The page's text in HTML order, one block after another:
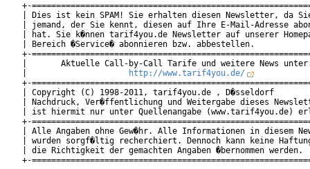
+-
| Dies ist kein SPAM! Sie erhalten diesen Newsletter, da
| jemand, der Sie kennt, diesen auf Ihre E-Mail-Adresse
| hat. Sie k�nnen tarif4you.de Newsletter auf unserer
| Bereich �Service� abonnieren bzw. abbestellen.
+-
|       Aktuelle Call-by-Call Tarife und weitere News
http://www.tarif4you.de/
+-
| Copyright (C) 1998-2011, tarif4you.de , D�sseldorf
| Nachdruck, Ver�ffentlichung und Weitergabe dieses
| ist hiermit nur unter Quellenangabe (www.tarif4you.de)
+-
| Alle Angaben ohne Gew�hr. Alle Informationen in diesem
| wurden sorgf�ltig recherchiert. Dennoch kann keine
| die Richtigkeit der gemachten Angaben �bernommen